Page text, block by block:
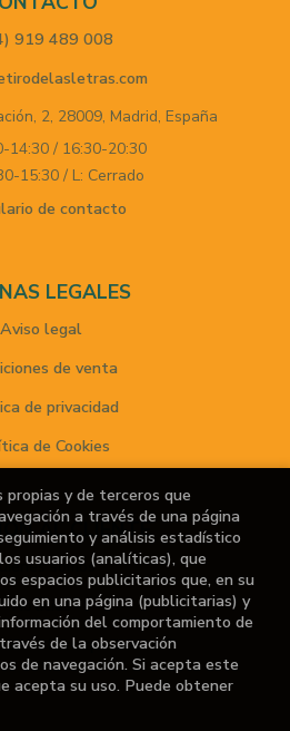
919 489 008
2, 28009, Madrid, España
14:30 / 16:30-20:30
15:30 / L: Cerrado
de contacto
LEGALES
Aviso legal
de venta
de privacidad
de Cookies
AL CLIENTE
somos
Noticias
el libro que buscas?
y de terceros que
a través de una página
y análisis estadístico
usuarios (analíticas), que
espacios publicitarios que, en su
en una página (publicitarias) y
del comportamiento de
de la observación
de navegación. Si acepta este
acepta su uso. Puede obtener